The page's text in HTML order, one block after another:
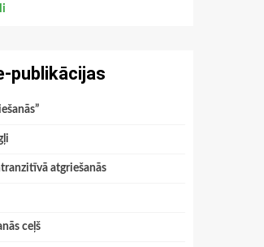
publikācijas
atgriešanās
ceļš